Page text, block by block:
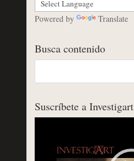
Powered by Translate
Busca contenido
Suscríbete a Investigart